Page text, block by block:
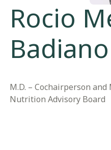
Rocio
Badiano
M.D. – Cochairperson
Nutrition Advisory Board